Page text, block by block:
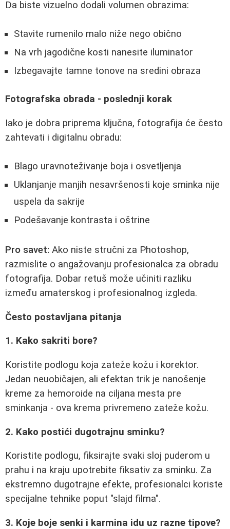
Da biste vizuelno dodali volumen obrazima:
Stavite rumenilo malo niže nego obično
Na vrh jagodične kosti nanesite iluminator
Izbegavajte tamne tonove na sredini obraza
Fotografska obrada - poslednji korak
Iako je dobra priprema ključna, fotografija će često
zahtevati i digitalnu obradu:
Blago uravnoteživanje boja i osvetljenja
Uklanjanje manjih nesavršenosti koje sminka nije
uspela da sakrije
Podešavanje kontrasta i oštrine
Pro savet: Ako niste stručni za Photoshop,
razmislite o angažovanju profesionalca za obradu
fotografija. Dobar retuš može učiniti razliku
između amaterskog i profesionalnog izgleda.
Često postavljana pitanja
1. Kako sakriti bore?
Koristite podlogu koja zateže kožu i korektor.
Jedan neuobičajen, ali efektan trik je nanošenje
kreme za hemoroide na ciljana mesta pre
sminkanja - ova krema privremeno zateže kožu.
2. Kako postići dugotrajnu sminku?
Koristite podlogu, fiksirajte svaki sloj puderom u
prahu i na kraju upotrebite fiksativ za sminku. Za
ekstremno dugotrajne efekte, profesionalci koriste
specijalne tehnike poput "slajd filma".
3. Koje boje senki i karmina idu uz razne tipove?